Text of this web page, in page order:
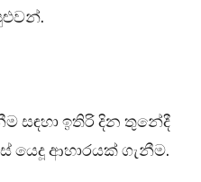
සඳහා ඉතිරි දින තුනේදී
යෙදූ ආහාරයක් ගැනීම.